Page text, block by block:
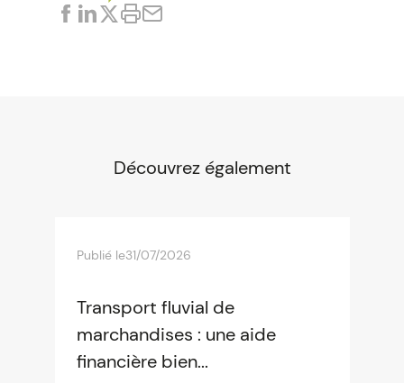
Découvrez également
Publié le31/07/2026
Transport fluvial de
marchandises : une aide
financière bien...